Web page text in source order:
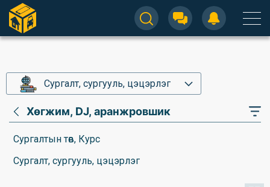
Сургалт, сургууль, цэцэрлэг
Хөгжим, DJ, аранжровшик
Сургалтын төв, Курс
Сургалт, сургууль, цэцэрлэг